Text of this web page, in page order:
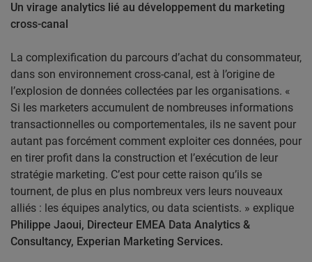
Un virage analytics lié au développement du marketing
cross-canal
La complexification du parcours d’achat du consommateur,
dans son environnement cross-canal, est à l’origine de
l’explosion de données collectées par les organisations. «
Si les marketers accumulent de nombreuses informations
transactionnelles ou comportementales, ils ne savent pour
autant pas forcément comment exploiter ces données, pour
en tirer profit dans la construction et l’exécution de leur
stratégie marketing. C’est pour cette raison qu’ils se
tournent, de plus en plus nombreux vers leurs nouveaux
alliés : les équipes analytics, ou data scientists. » explique
Philippe Jaoui, Directeur EMEA Data Analytics &
Consultancy, Experian Marketing Services.